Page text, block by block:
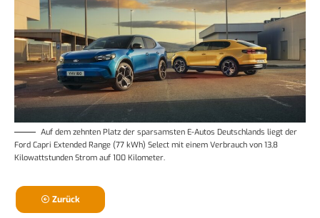
Auf dem zehnten Platz der sparsamsten E-Autos Deutschlands liegt der
Ford Capri Extended Range (77 kWh) Select mit einem Verbrauch von 13,8
Kilowattstunden Strom auf 100 Kilometer.
Zurück